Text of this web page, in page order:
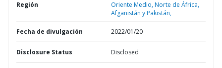
Región
Oriente Medio, Norte de África,
Afganistán y Pakistán,
Fecha de divulgación 2022/01/20
Disclosure Status Disclosed